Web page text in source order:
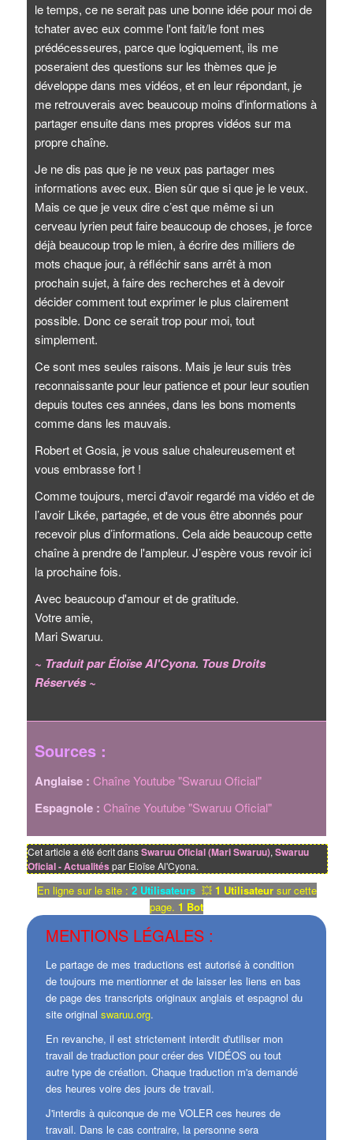
le temps, ce ne serait pas une bonne idée pour moi de
tchater avec eux comme l'ont fait/le font mes
prédécesseures, parce que logiquement, ils me
poseraient des questions sur les thèmes que je
développe dans mes vidéos, et en leur répondant, je
me retrouverais avec beaucoup moins d'informations à
partager ensuite dans mes propres vidéos sur ma
propre chaîne.
Je ne dis pas que je ne veux pas partager mes
informations avec eux. Bien sûr que si que je le veux.
Mais ce que je veux dire c’est que même si un
cerveau lyrien peut faire beaucoup de choses, je force
déjà beaucoup trop le mien, à écrire des milliers de
mots chaque jour, à réfléchir sans arrêt à mon
prochain sujet, à faire des recherches et à devoir
décider comment tout exprimer le plus clairement
possible. Donc ce serait trop pour moi, tout
simplement.
Ce sont mes seules raisons. Mais je leur suis très
reconnaissante pour leur patience et pour leur soutien
depuis toutes ces années, dans les bons moments
comme dans les mauvais.
Robert et Gosia, je vous salue chaleureusement et
vous embrasse fort !
Comme toujours, merci d'avoir regardé ma vidéo et de
l’avoir Likée, partagée, et de vous être abonnés pour
recevoir plus d’informations. Cela aide beaucoup cette
chaîne à prendre de l'ampleur. J’espère vous revoir ici
la prochaine fois.
Avec beaucoup d'amour et de gratitude.
Votre amie,
Mari Swaruu.
~ Traduit par Éloïse Al'Cyona. Tous Droits
Réservés ~
Sources :
Anglaise : Chaîne Youtube "Swaruu Oficial"
Espagnole : Chaîne Youtube "Swaruu Oficial"
Cet article a été écrit dansSwaruu Oficial (Mari Swaruu),Swaruu
Oficial - Actualités par Eloïse Al'Cyona.
En ligne sur le site : 2 Utilisateurs 💥 1 Utilisateursur cette
page. 1 Bot
MENTIONS LÉGALES :
Le partage de mes traductions est autorisé à condition
de toujours me mentionner et de laisser les liens en bas
de page des transcripts originaux anglais et espagnol du
site originalswaruu.org.
En revanche, il est strictement interdit d'utiliser mon
travail de traduction pour créer des VIDÉOS ou tout
autre type de création. Chaque traduction m'a demandé
des heures voire des jours de travail.
J'interdis à quiconque de me VOLER ces heures de
travail. Dans le cas contraire, la personne sera